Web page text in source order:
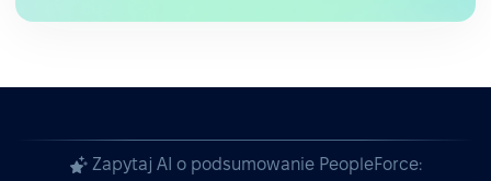
Zapytaj AI o podsumowanie PeopleForce: